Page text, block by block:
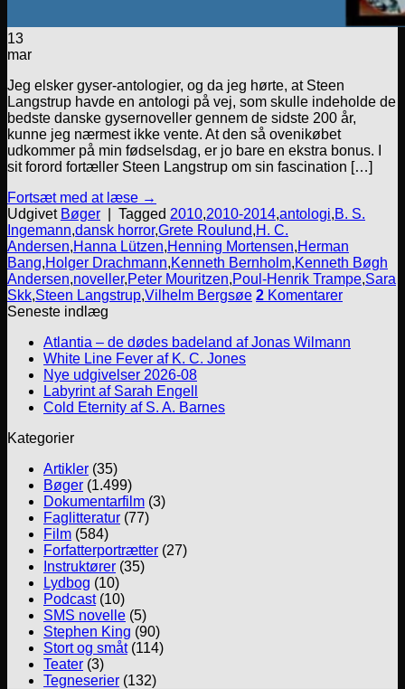
13
mar
Jeg elsker gyser-antologier, og da jeg hørte, at Steen
Langstrup havde en antologi på vej, som skulle indeholde de
bedste danske gysernoveller gennem de sidste 200 år,
kunne jeg nærmest ikke vente. At den så ovenikøbet
udkommer på min fødselsdag, er jo bare en ekstra bonus. I
sit forord fortæller Steen Langstrup om sin fascination […]
Fortsæt med at læse →
Udgivet Bøger Tagged 2010,2010-2014,antologi,B. S.
Ingemann,dansk horror,Grete Roulund,H. C.
Andersen,Hanna Lützen,Henning Mortensen,Herman
Bang,Holger Drachmann,Kenneth Bernholm,Kenneth Bøgh
Andersen,noveller,Peter Mouritzen,Poul-Henrik Trampe,Sara
Skk,Steen Langstrup,Vilhelm Bergsøe 2 Komentarer
Seneste indlæg
Atlantia – de dødes badeland af Jonas Wilmann
White Line Fever af K. C. Jones
Nye udgivelser 2026-08
Labyrint af Sarah Engell
Cold Eternity af S. A. Barnes
Kategorier
Artikler (35)
Bøger (1.499)
Dokumentarfilm (3)
Faglitteratur (77)
Film (584)
Forfatterportrætter (27)
Instruktører (35)
Lydbog (10)
Podcast(10)
SMS novelle (5)
Stephen King (90)
Stort og småt(114)
Teater (3)
Tegneserier (132)